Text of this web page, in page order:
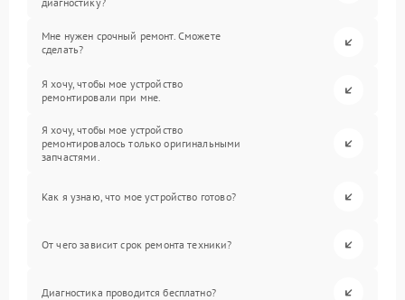
Мне нужен срочный ремонт. Сможете
сделать?
Я хочу, чтобы мое устройство
ремонтировали при мне.
Я хочу, чтобы мое устройство
ремонтировалось только оригинальными
запчастями.
Как я узнаю, что мое устройство готово?
От чего зависит срок ремонта техники?
Диагностика проводится бесплатно?